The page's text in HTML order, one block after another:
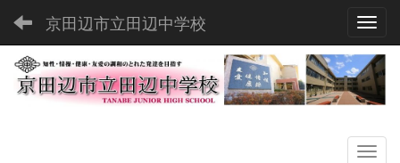
京田辺市立田辺中学校